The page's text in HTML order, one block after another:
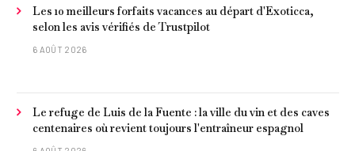
Les 10 meilleurs forfaits vacances au départ d'Exoticca,
selon les avis vérifiés de Trustpilot
6 AOÛT 2026
Le refuge de Luis de la Fuente : la ville du vin et des caves
centenaires où revient toujours l'entraîneur espagnol